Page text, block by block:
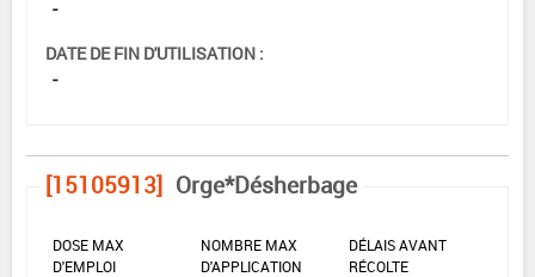
-
DATE DE FIN D'UTILISATION :
-
[15105913] Orge*Désherbage
DOSE MAX
D'EMPLOI
NOMBRE MAX
D'APPLICATION
DÉLAIS AVANT
RÉCOLTE